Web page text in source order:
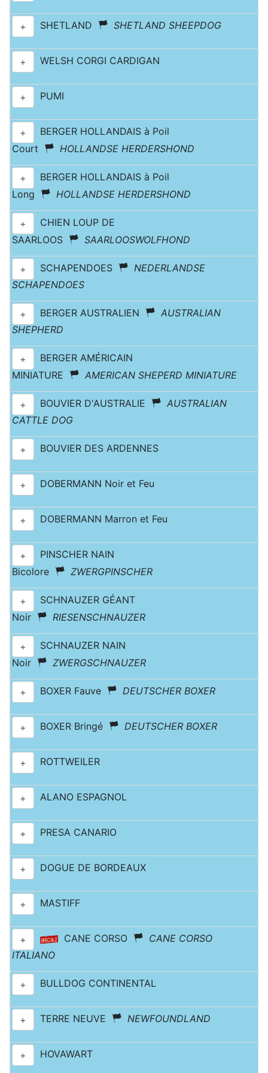
+ SHETLAND SHETLAND SHEEPDOG
+ WELSH CORGI CARDIGAN
+ PUMI
+
BERGER HOLLANDAIS à Poil
Court
HOLLANDSE HERDERSHOND
+
BERGER HOLLANDAIS à Poil
Long
HOLLANDSE HERDERSHOND
+
CHIEN LOUP DE
SAARLOOS
SAARLOOSWOLFHOND
+ SCHAPENDOES
NEDERLANDSE
SCHAPENDOES
+ BERGER AUSTRALIEN
AUSTRALIAN
SHEPHERD
+
BERGER AMÉRICAIN
MINIATURE
AMERICAN SHEPERD MINIATURE
+ BOUVIER D'AUSTRALIE
AUSTRALIAN
CATTLE DOG
+ BOUVIER DES ARDENNES
+ DOBERMANN Noir et Feu
+ DOBERMANN Marron et Feu
+
PINSCHER NAIN
Bicolore
ZWERGPINSCHER
+
SCHNAUZER GÉANT
Noir
RIESENSCHNAUZER
+
SCHNAUZER NAIN
Noir
ZWERGSCHNAUZER
+ BOXER Fauve DEUTSCHER BOXER
+ BOXER Bringé DEUTSCHER BOXER
+ ROTTWEILER
+ ALANO ESPAGNOL
+ PRESA CANARIO
+ DOGUE DE BORDEAUX
+ MASTIFF
+ CANE CORSO
CANE CORSO
ITALIANO
+ BULLDOG CONTINENTAL
+ TERRE NEUVE NEWFOUNDLAND
+ HOVAWART